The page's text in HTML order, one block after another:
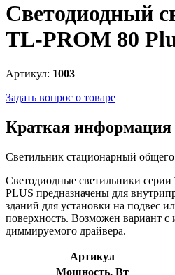
Светодиодный
TL-PROM 80
Артикул: 1003
Задать вопрос о товаре
Краткая информация
Светильник стационарный общего
Светодиодные светильники
PLUS предназначены для
зданий для установки на подвес
поверхность. Возможен вариант с
диммируемого драйвера.
Артикул
Мощность, Вт